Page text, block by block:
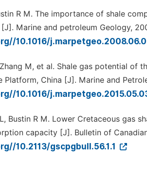
R M. The importance of shale
Marine and petroleum Geology,
10.1016/
M, et al. Shale gas potential of
Platform, China [J]. Marine and
10.1016/
Bustin R M. Lower Cretaceous gas
capacity [J]. Bulletin of
10.2113/gscpgbull.56.1.1